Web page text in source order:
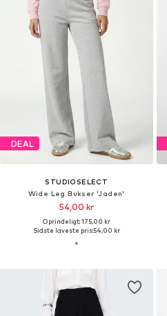
DEAL
STUDIOSELECT
Wide Leg Bukser 'Jaden'
54,00 kr
Oprindeligt: 175,00 kr
Sidste laveste pris:54,00 kr